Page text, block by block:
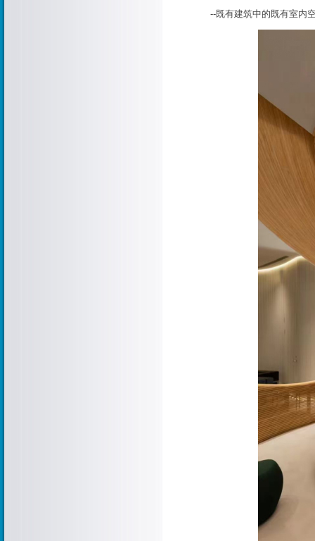
--既有建筑中的既有室内空